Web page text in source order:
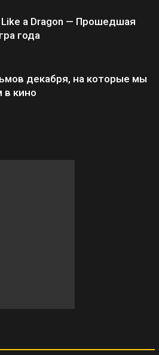
Like a Dragon — Прошедшая
года
декабря, на которые мы
в кино